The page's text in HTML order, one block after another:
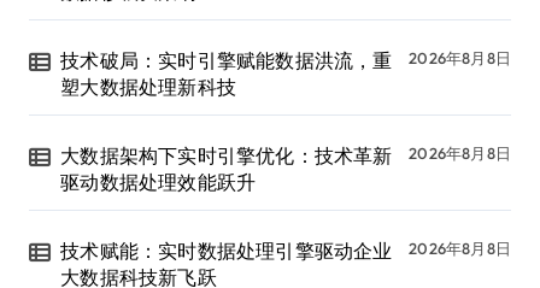
技术破局：实时引擎赋能数据洪流，重
塑大数据处理新科技
2026年8月8日
大数据架构下实时引擎优化：技术革新
驱动数据处理效能跃升
2026年8月8日
技术赋能：实时数据处理引擎驱动企业
大数据科技新飞跃
2026年8月8日